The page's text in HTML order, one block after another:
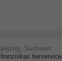
franziskas tierservice
leipzig, Sachsen